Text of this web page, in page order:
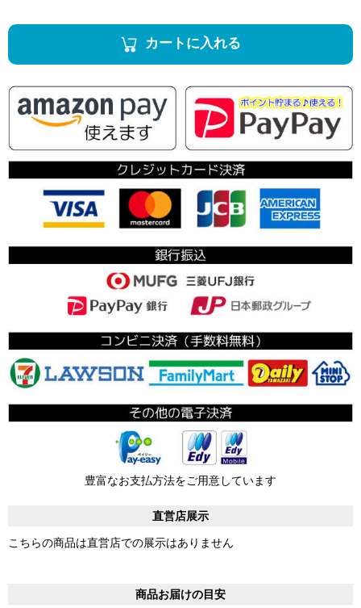
カートに入れる
豊富なお支払方法をご用意しています
直営店展示
こちらの商品は直営店での展示はありません
商品お届けの目安